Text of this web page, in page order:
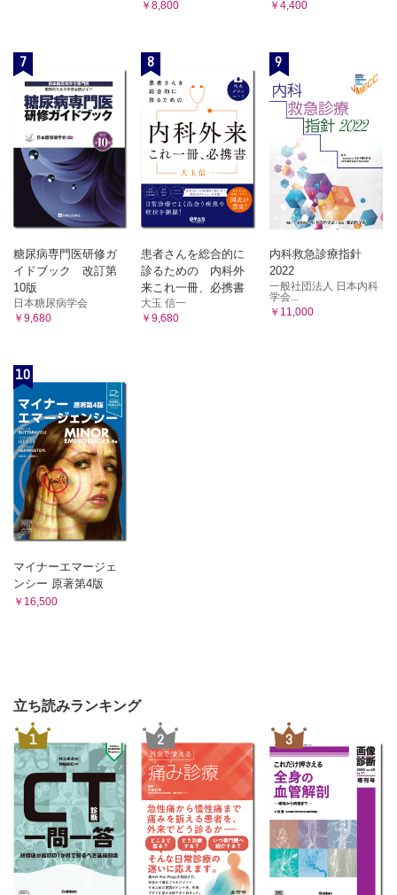
￥8,800
￥4,400
7
糖尿病専門医研修ガ
イドブック 改訂第
10版
日本糖尿病学会
￥9,680
8
患者さんを総合的に
診るための 内科外
来これ一冊、必携書
大玉 信一
￥9,680
9
内科救急診療指針
2022
一般社団法人 日本内科
学会...
￥11,000
10
マイナーエマージェ
ンシー 原著第4版
￥16,500
立ち読みランキング
1 2 3